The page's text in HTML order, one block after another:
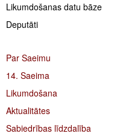
Likumdošanas datu bāze
Deputāti
Par Saeimu
14. Saeima
Likumdošana
Aktualitātes
Sabiedrības līdzdalība